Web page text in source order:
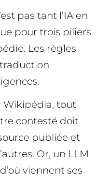
pas tant l’IA en
pour trois piliers
Les règles
Wikipédia, tout
contesté doit
publiée et
Or, un LLM
viennent ses